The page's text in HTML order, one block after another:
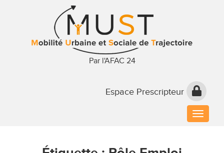
Par l'AFAC 24
Espace Prescripteur
Toggle